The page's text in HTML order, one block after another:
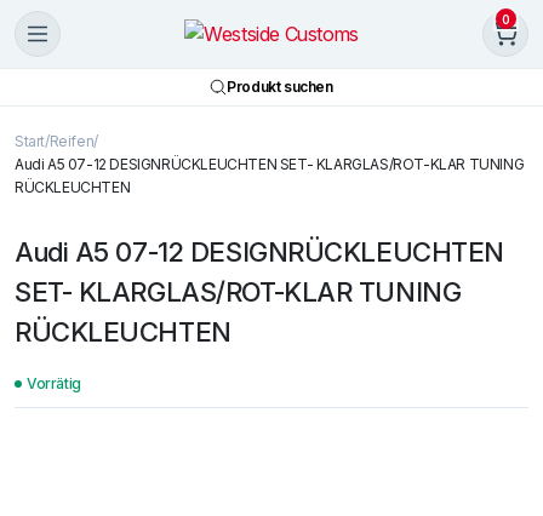
0
Produkt suchen
Start Reifen
Audi A5 07-12 DESIGNRÜCKLEUCHTEN SET- KLARGLAS/ROT-KLAR TUNING
RÜCKLEUCHTEN
Audi A5 07-12 DESIGNRÜCKLEUCHTEN
SET- KLARGLAS/ROT-KLAR TUNING
RÜCKLEUCHTEN
Vorrätig